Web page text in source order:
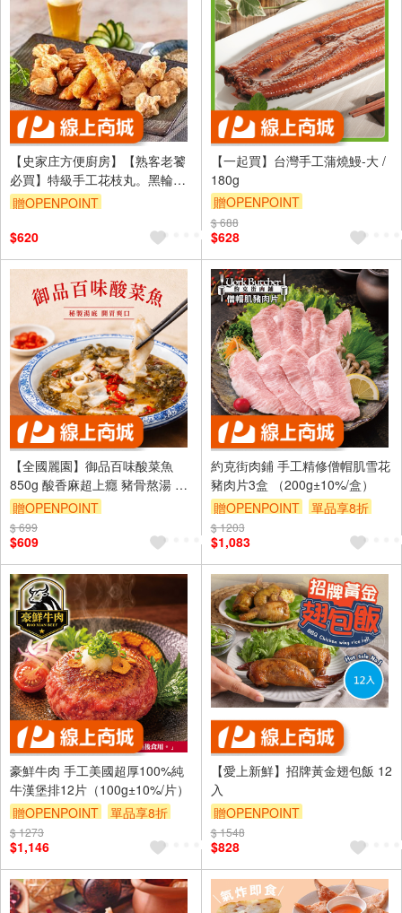
【史家庄方便廚房】【熟客老饕
必買】特級手工花枝丸。黑輪。
螺旋丸各一包。
贈OPENPOINT
$620
【一起買】台灣手工蒲燒鰻-大 /
180g
贈OPENPOINT
$ 688
$628
【全國麗園】御品百味酸菜魚
850g 酸香麻超上癮 豬骨熬湯 酸
菜魚湯底 熟食 即食料理 料理包
冷凍調理包 冷凍食品
贈OPENPOINT
$ 699
$609
約克街肉鋪 手工精修僧帽肌雪花
豬肉片3盒 （200g±10%/盒）
贈OPENPOINT
單品享8折
訂單滿999享9折
$ 1203
$1,083
豪鮮牛肉 手工美國超厚100%純
牛漢堡排12片（100g±10%/片）
贈OPENPOINT
單品享8折
訂單滿999享9折
$ 1273
$1,146
【愛上新鮮】招牌黃金翅包飯 12
入
贈OPENPOINT
訂單滿1499享9折
$ 1548
$828